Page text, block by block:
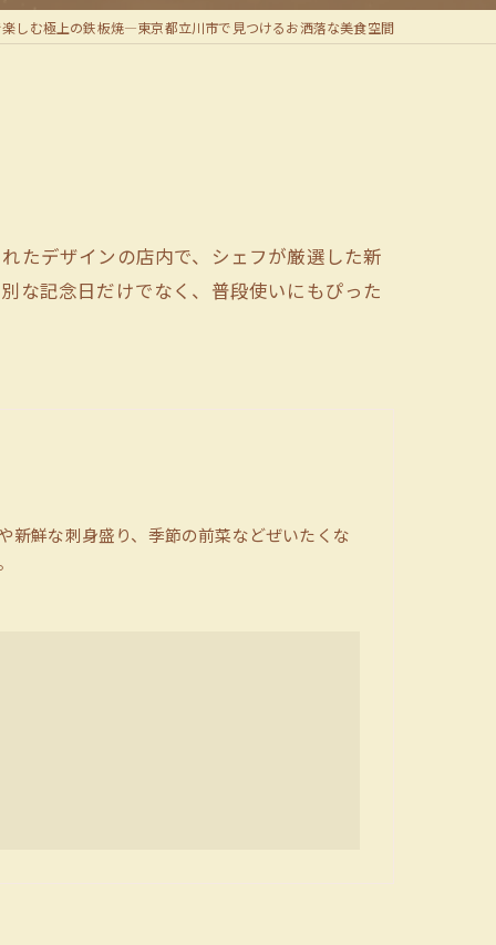
しむ極上の鉄板焼—東京都立川市で見つけるお洒落な美食空間
たデザインの店内で、シェフが厳選した新
な記念日だけでなく、普段使いにもぴった
新鮮な刺身盛り、季節の前菜などぜいたくな